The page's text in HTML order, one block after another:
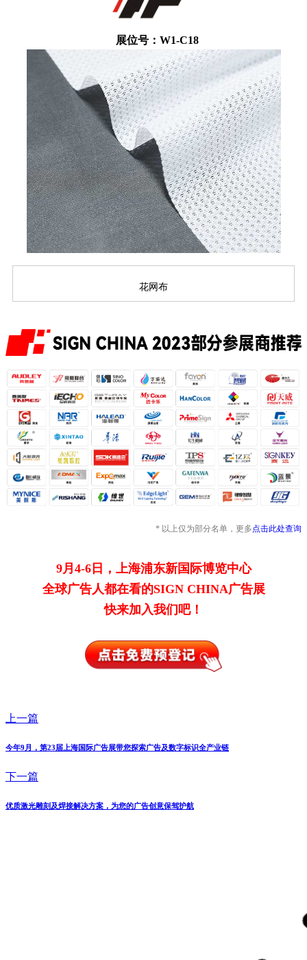
展位号：W1-C18
花网布
* 以上仅为部分名单，更多 点击此处查询
9月4-6日，上海浦东新国际博览中心
全球广告人都在看的SIGN CHINA广告展
快来加入我们吧！
上一篇
今年9月，第23届上海国际广告展带您探索广告及数字标识全产业链
下一篇
优质激光雕刻及焊接解决方案，为您的广告创意保驾护航